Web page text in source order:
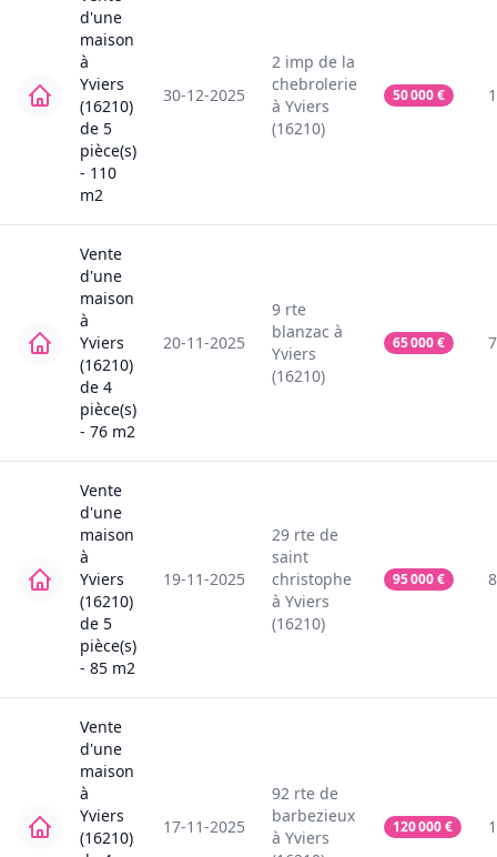
d'une
maison
à
Yviers
(16210)
de 5
pièce(s)
- 110
m2
30-12-2025
2 imp de la
chebrolerie
à Yviers
(16210)
50 000€
Vente
d'une
maison
à
Yviers
(16210)
de 4
pièce(s)
- 76 m2
20-11-2025
9 rte
blanzac à
Yviers
(16210)
65 000€
Vente
d'une
maison
à
Yviers
(16210)
de 5
pièce(s)
- 85 m2
19-11-2025
29 rte de
saint
christophe
à Yviers
(16210)
95 000€
Vente
d'une
maison
à
Yviers
(16210)
17-11-2025
92 rte de
barbezieux
à Yviers
120 000€